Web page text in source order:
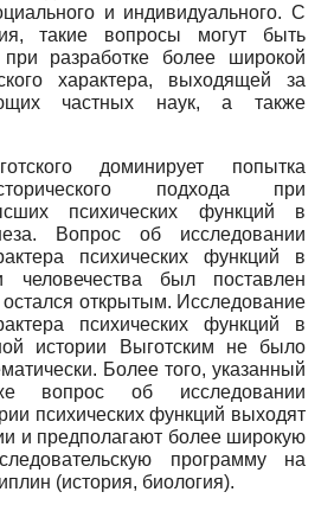
и индивидуального. С
такие вопросы могут быть
разработке более широкой
характера, выходящей за
частных наук, а также
доминирует попытка
подхода при
психических функций в
Вопрос об исследовании
психических функций в
человечества был поставлен
открытым. Исследование
психических функций в
истории Выготским не было
Более того, указанный
вопрос об исследовании
психических функций выходят
и предполагают более широкую
программу на
(история, биология).